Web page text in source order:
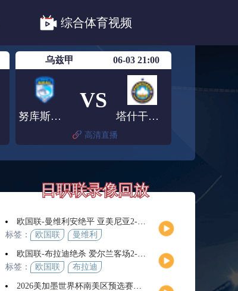
综合体育视频
乌兹甲 06-03 21:00
努库斯咸海
VS
塔什干棉农B队
高清直播
日职联录像回放
欧国联-曼维利安绝平 亚美尼亚2-2法罗群岛
标签：
欧国联
曼维利
欧国联-布拉迪绝杀 爱尔兰客场2-1逆转芬兰
标签：
欧国联 布拉迪
2026美加墨世界杯南美区预选赛第9轮全场集锦